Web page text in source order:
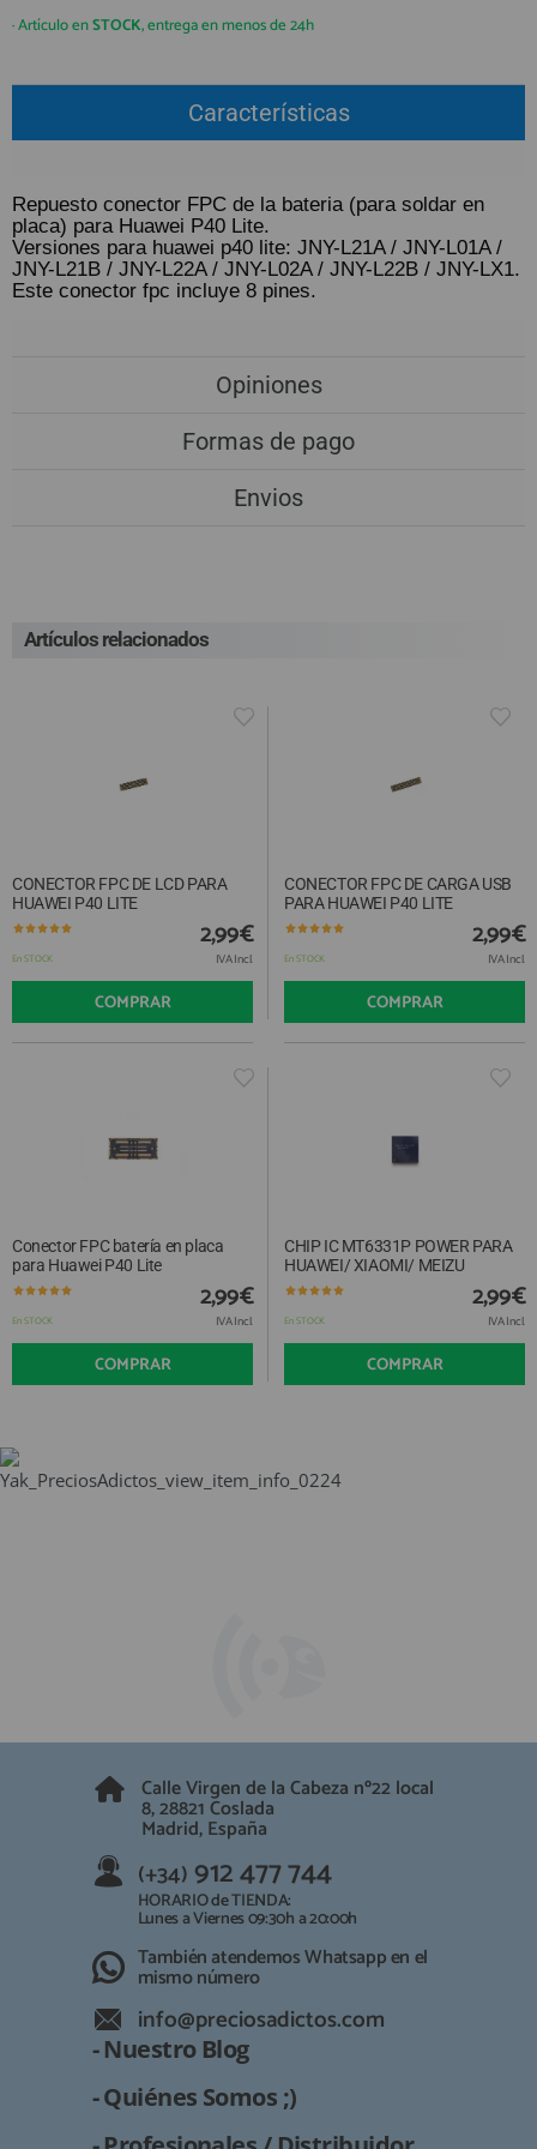
GUÍA DE COMPRA
(+34)912 477 744
Lunes a Viernes 09:30h a 20:00h
También atendemos Whatsapp
info@preciosadictos.com
REGISTRO PROFESIONAL
· Artículo enSTOCK, entrega en menos de 24h
Características
Repuesto conector FPC de la bateria (para soldar en
placa) para Huawei P40 Lite.
Versiones para huawei p40 lite: JNY-L21A / JNY-L01A /
JNY-L21B / JNY-L22A / JNY-L02A / JNY-L22B / JNY-LX1.
Este conector fpc incluye 8 pines.
Opiniones
Formas de pago
Envios
Artículos relacionados
CONECTOR FPC DE LCD PARA
HUAWEI P40 LITE
En STOCK
2,99€
IVA Incl.
COMPRAR
CONECTOR FPC DE CARGA USB
PARA HUAWEI P40 LITE
En STOCK
2,99€
IVA Incl.
COMPRAR
Conector FPC batería en placa
para Huawei P40 Lite
En STOCK
2,99€
IVA Incl.
COMPRAR
CHIP IC MT6331P POWER PARA
HUAWEI/ XIAOMI/ MEIZU
En STOCK
2,99€
IVA Incl.
COMPRAR
Calle Virgen de la Cabeza nº22 local
8, 28821 Coslada
Madrid, España
(+34) 912 477 744
HORARIO de TIENDA:
Lunes a Viernes 09:30h a 20:00h
También atendemos Whatsapp en el
mismo número
info@preciosadictos.com
- Nuestro Blog
- Quiénes Somos ;)